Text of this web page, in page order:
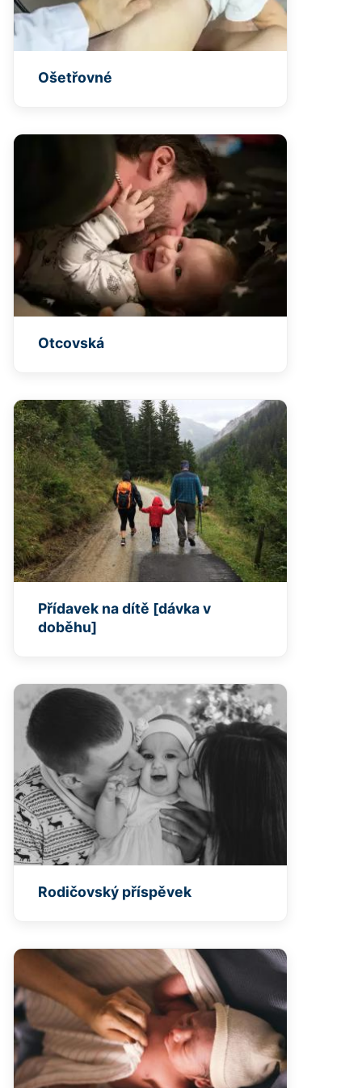
Ošetřovné
Otcovská
Přídavek na dítě [dávka v
doběhu]
Rodičovský příspěvek